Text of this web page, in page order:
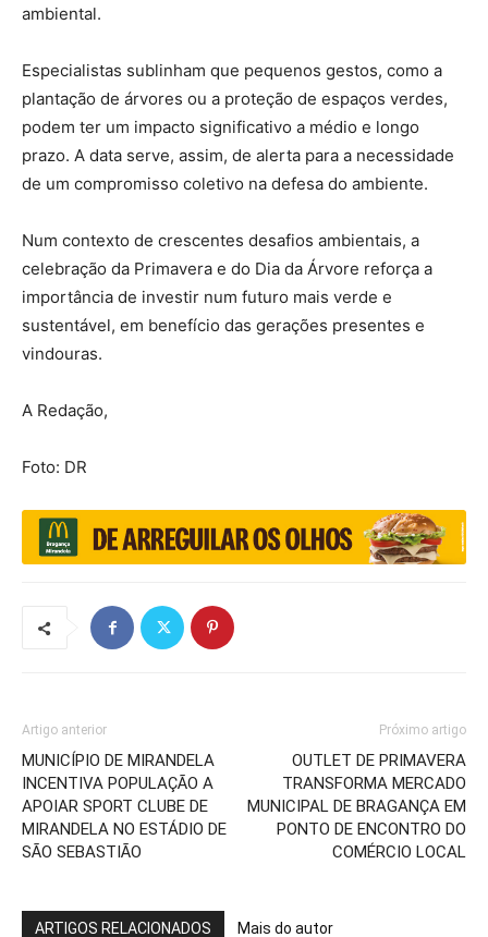
ambiental.
Especialistas sublinham que pequenos gestos, como a
plantação de árvores ou a proteção de espaços verdes,
podem ter um impacto significativo a médio e longo
prazo. A data serve, assim, de alerta para a necessidade
de um compromisso coletivo na defesa do ambiente.
Num contexto de crescentes desafios ambientais, a
celebração da Primavera e do Dia da Árvore reforça a
importância de investir num futuro mais verde e
sustentável, em benefício das gerações presentes e
vindouras.
A Redação,
Foto: DR
Artigo anterior
MUNICÍPIO DE MIRANDELA
INCENTIVA POPULAÇÃO A
APOIAR SPORT CLUBE DE
MIRANDELA NO ESTÁDIO DE
SÃO SEBASTIÃO
Próximo artigo
OUTLET DE PRIMAVERA
TRANSFORMA MERCADO
MUNICIPAL DE BRAGANÇA EM
PONTO DE ENCONTRO DO
COMÉRCIO LOCAL
ARTIGOS RELACIONADOS Mais do autor